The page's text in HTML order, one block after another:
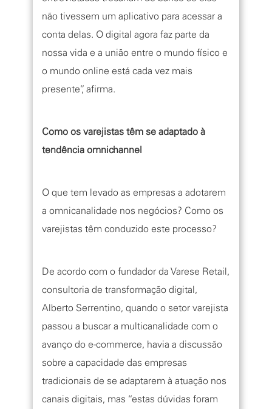
não tivessem um aplicativo para acessar a
conta delas. O digital agora faz parte da
nossa vida e a união entre o mundo físico e
o mundo online está cada vez mais
presente”, afirma.
Como os varejistas têm se adaptado à
tendência omnichannel
O que tem levado as empresas a adotarem
a omnicanalidade nos negócios? Como os
varejistas têm conduzido este processo?
De acordo com o fundador da Varese Retail,
consultoria de transformação digital,
Alberto Serrentino, quando o setor varejista
passou a buscar a multicanalidade com o
avanço do e-commerce, havia a discussão
sobre a capacidade das empresas
tradicionais de se adaptarem à atuação nos
canais digitais, mas “estas dúvidas foram